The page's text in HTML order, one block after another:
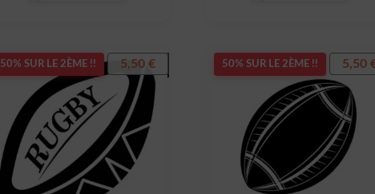
50% SUR LE 2ÈME !! 5,50 € 50% SUR LE 2ÈME !! 5,50